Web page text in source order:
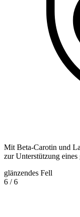
Mit Beta-Carotin und
zur Unterstützung eines
glänzendes Fell
6 /6